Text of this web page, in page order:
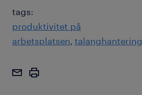
tags:
produktivitet på
arbetsplatsen talanghantering